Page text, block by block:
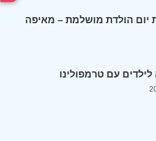
יום הולדת מושלמת – מאיפה
לילדים עם טרמפולינו